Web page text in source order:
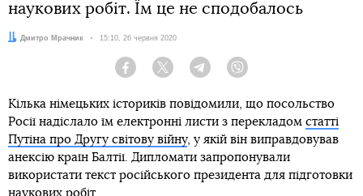
наукових робіт. Їм це не сподобалось
Автор:
Дмитро Мрачник Дата:
15:10, 26 червня 2020
Facebook Twitter Telegram
Кілька німецьких істориків повідомили, що посольство
Росії надіслало їм електронні листи з перекладом статті
Путіна про Другу світову війну, у якій він виправдовував
анексію країн Балтії. Дипломати запропонували
використати текст російського президента для підготовки
наукових робіт.